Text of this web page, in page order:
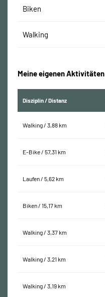
Biken
Walking
Meine eigenen Aktivitäten
Disziplin / Distanz
Walking / 3,88 km
E-Bike / 57,31 km
Laufen / 5,62 km
Biken / 15,17 km
Walking / 3,37 km
Walking / 3,21 km
Walking / 3,19 km